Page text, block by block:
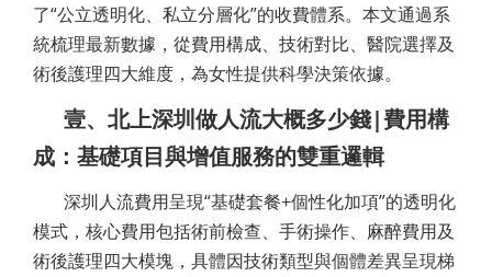
了“公立透明化、私立分層化”的收費體系。本文通過系
統梳理最新數據，從費用構成、技術對比、醫院選擇及
術後護理四大維度，為女性提供科學決策依據。
壹、北上深圳做人流大概多少錢|費用構
成：基礎項目與增值服務的雙重邏輯
深圳人流費用呈現“基礎套餐+個性化加項”的透明化
模式，核心費用包括術前檢查、手術操作、麻醉費用及
術後護理四大模塊，具體因技術類型與個體差異呈現梯